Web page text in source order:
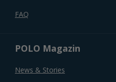
FAQ
POLO Magazin
News & Stories